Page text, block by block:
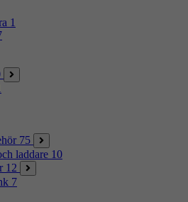
1
75
laddare 10
12
7